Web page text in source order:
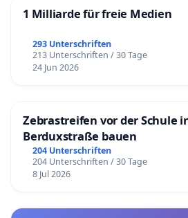
1 Milliarde für freie Medien
293 Unterschriften
213 Unterschriften / 30 Tage
24 Jun 2026
Zebrastreifen vor der Schule
Berduxstraße bauen
204 Unterschriften
204 Unterschriften / 30 Tage
8 Jul 2026